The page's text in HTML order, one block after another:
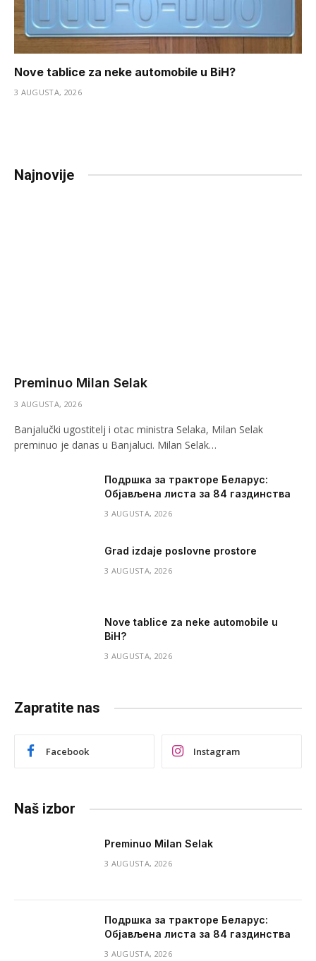
Nove tablice za neke automobile u BiH?
3 AUGUSTA, 2026
Najnovije
Preminuo Milan Selak
3 AUGUSTA, 2026
Banjalučki ugostitelj i otac ministra Selaka, Milan Selak
preminuo je danas u Banjaluci. Milan Selak…
Подршка за тракторе Беларус:
Објављена листа за 84 газдинства
3 AUGUSTA, 2026
Grad izdaje poslovne prostore
3 AUGUSTA, 2026
Nove tablice za neke automobile u
BiH?
3 AUGUSTA, 2026
Zapratite nas
Facebook Instagram
Naš izbor
Preminuo Milan Selak
3 AUGUSTA, 2026
Подршка за тракторе Беларус:
Објављена листа за 84 газдинства
3 AUGUSTA, 2026